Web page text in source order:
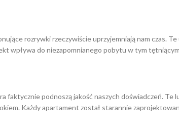
rozrywki rzeczywiście uprzyjemniają nam czas.
wpływa do niezapomnianego pobytu w tym
faktycznie podnoszą jakość naszych doświadczeń.
Każdy apartament został starannie